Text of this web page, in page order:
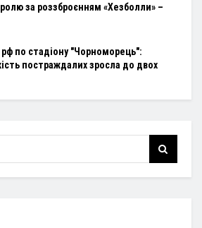
за роззброєнням «Хезболли» –
по стадіону "Чорноморець":
постраждалих зросла до двох